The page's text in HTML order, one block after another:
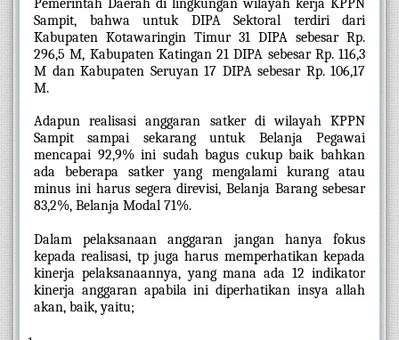
Pemerintah Daerah di lingkungan wilayah kerja KPPN
Sampit, bahwa untuk DIPA Sektoral terdiri dari
Kabupaten Kotawaringin Timur 31 DIPA sebesar Rp.
296,5 M, Kabupaten Katingan 21 DIPA sebesar Rp. 116,3
M dan Kabupaten Seruyan 17 DIPA sebesar Rp. 106,17
M.
Adapun realisasi anggaran satker di wilayah KPPN
Sampit sampai sekarang untuk Belanja Pegawai
mencapai 92,9% ini sudah bagus cukup baik bahkan
ada beberapa satker yang mengalami kurang atau
minus ini harus segera direvisi, Belanja Barang sebesar
83,2%, Belanja Modal 71%.
Dalam pelaksanaan anggaran jangan hanya fokus
kepada realisasi, tp juga harus memperhatikan kepada
kinerja pelaksanaannya, yang mana ada 12 indikator
kinerja anggaran apabila ini diperhatikan insya allah
akan, baik, yaitu;